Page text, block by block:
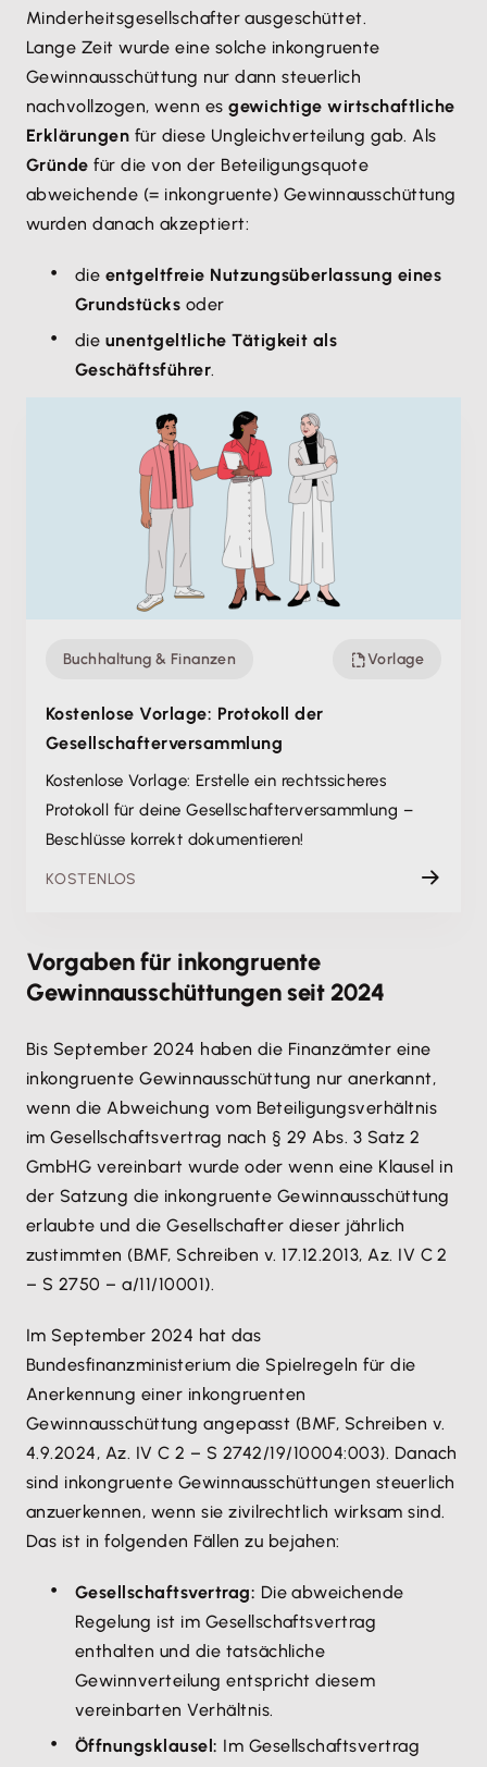
Minderheitsgesellschafter ausgeschüttet.
Lange Zeit wurde eine solche inkongruente
Gewinnausschüttung nur dann steuerlich
nachvollzogen, wenn esgewichtige wirtschaftliche
Erklärungen für diese Ungleichverteilung gab. Als
Gründefür die von der Beteiligungsquote
abweichende (= inkongruente) Gewinnausschüttung
wurden danach akzeptiert:
die entgeltfreie Nutzungsüberlassung eines
Grundstücks oder
die unentgeltliche Tätigkeit als
Geschäftsführer.
Buchhaltung & Finanzen Vorlage
Kostenlose Vorlage: Protokoll der
Gesellschafte­rversammlung
Kostenlose Vorlage: Erstelle ein rechtssicheres
Protokoll für deine Gesellschafterversammlung –
Beschlüsse korrekt dokumentieren!
KOSTENLOS
Vorgaben für inkongruente
Gewinnausschüttungen seit 2024
Bis September 2024 haben die Finanzämter eine
inkongruente Gewinnausschüttung nur anerkannt,
wenn die Abweichung vom Beteiligungsverhältnis
im Gesellschaftsvertrag nach § 29 Abs. 3 Satz 2
GmbHG vereinbart wurde oder wenn eine Klausel in
der Satzung die inkongruente Gewinnausschüttung
erlaubte und die Gesellschafter dieser jährlich
zustimmten (BMF, Schreiben v. 17.12.2013, Az. IV C 2
– S 2750 – a/11/10001).
Im September 2024 hat das
Bundesfinanzministerium die Spielregeln für die
Anerkennung einer inkongruenten
Gewinnausschüttung angepasst (BMF, Schreiben v.
4.9.2024, Az. IV C 2 – S 2742/19/10004:003). Danach
sind inkongruente Gewinnausschüttungen steuerlich
anzuerkennen, wenn sie zivilrechtlich wirksam sind.
Das ist in folgenden Fällen zu bejahen:
Gesellschaftsvertrag: Die abweichende
Regelung ist im Gesellschaftsvertrag
enthalten und die tatsächliche
Gewinnverteilung entspricht diesem
vereinbarten Verhältnis.
Öffnungsklausel: Im Gesellschaftsvertrag